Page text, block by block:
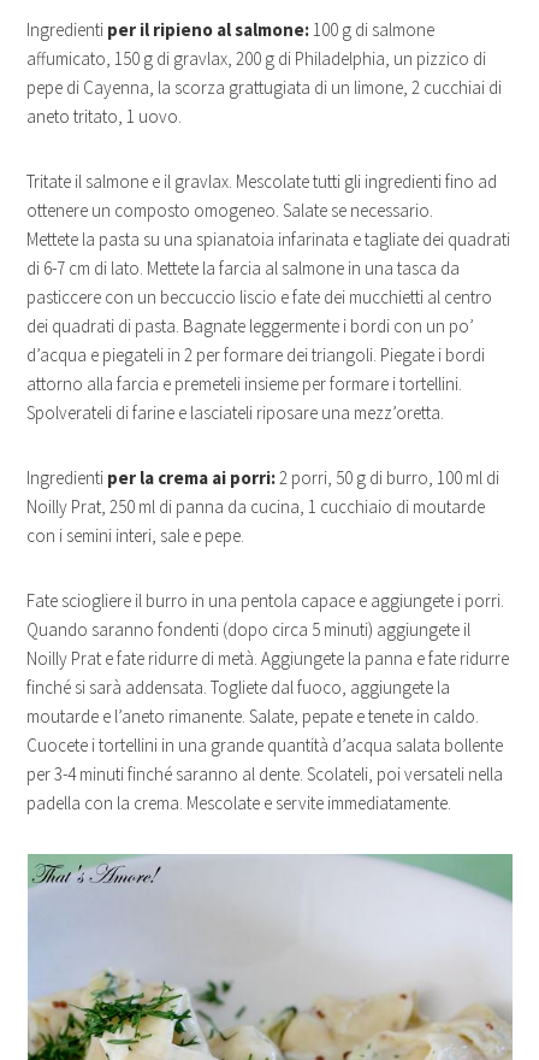
Ingredienti per il ripieno al salmone: 100 g di salmone
affumicato, 150 g di gravlax, 200 g di Philadelphia, un pizzico di
pepe di Cayenna, la scorza grattugiata di un limone, 2 cucchiai di
aneto tritato, 1 uovo.
Tritate il salmone e il gravlax. Mescolate tutti gli ingredienti fino ad
ottenere un composto omogeneo. Salate se necessario.
Mettete la pasta su una spianatoia infarinata e tagliate dei quadrati
di 6-7 cm di lato. Mettete la farcia al salmone in una tasca da
pasticcere con un beccuccio liscio e fate dei mucchietti al centro
dei quadrati di pasta. Bagnate leggermente i bordi con un po’
d’acqua e piegateli in 2 per formare dei triangoli. Piegate i bordi
attorno alla farcia e premeteli insieme per formare i tortellini.
Spolverateli di farine e lasciateli riposare una mezz’oretta.
Ingredienti per la crema ai porri:2 porri, 50 g di burro, 100 ml di
Noilly Prat, 250 ml di panna da cucina, 1 cucchiaio di moutarde
con i semini interi, sale e pepe.
Fate sciogliere il burro in una pentola capace e aggiungete i porri.
Quando saranno fondenti (dopo circa 5 minuti) aggiungete il
Noilly Prat e fate ridurre di metà. Aggiungete la panna e fate ridurre
finché si sarà addensata. Togliete dal fuoco, aggiungete la
moutarde e l’aneto rimanente. Salate, pepate e tenete in caldo.
Cuocete i tortellini in una grande quantità d’acqua salata bollente
per 3-4 minuti finché saranno al dente. Scolateli, poi versateli nella
padella con la crema. Mescolate e servite immediatamente.